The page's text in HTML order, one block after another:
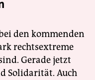
den kommenden
rechtsextreme
Gerade jetzt
Solidarität. Auch